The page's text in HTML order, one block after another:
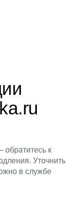
обратитесь к
Уточнить
в службе